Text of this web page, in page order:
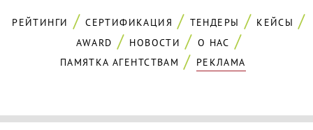
РЕЙТИНГИ СЕРТИФИКАЦИЯ ТЕНДЕРЫ
КЕЙСЫ
AWARD
НОВОСТИ
О НАС
ПАМЯТКА АГЕНТСТВАМ
РЕКЛАМА